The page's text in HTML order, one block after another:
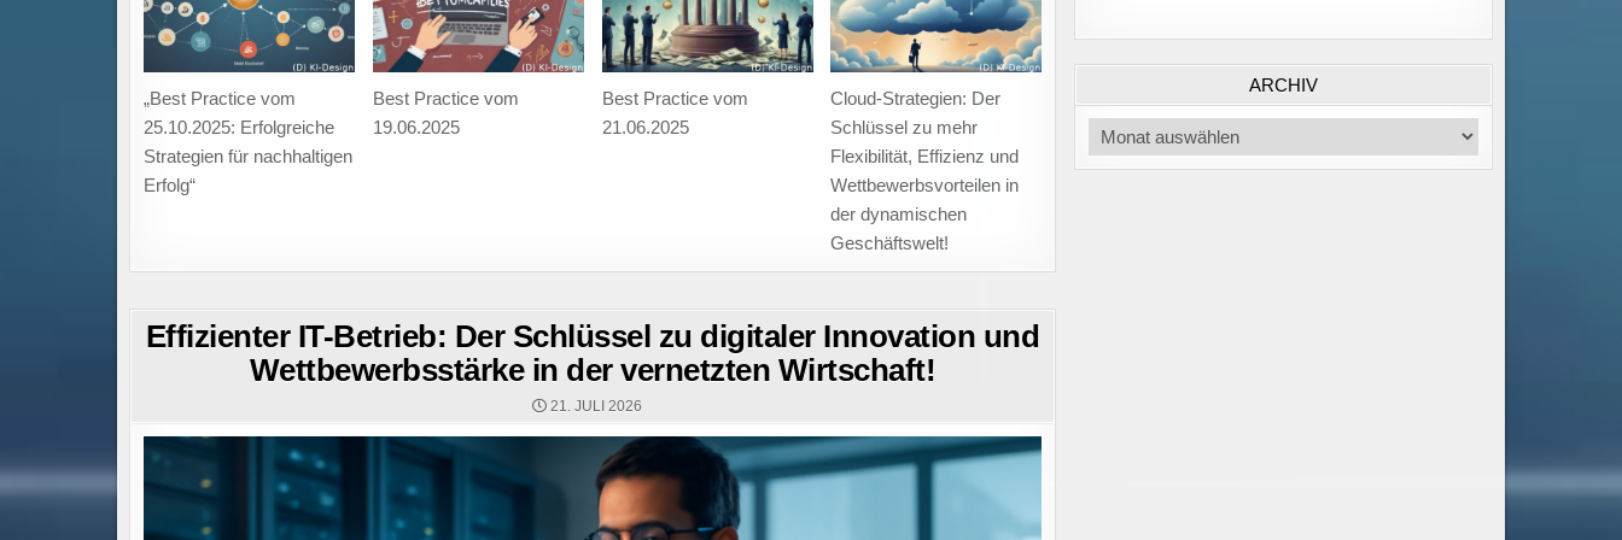
UNSICHEREN
ZEITEN!
„Best Practice vom
25.10.2025: Erfolgreiche
Strategien für nachhaltigen
Erfolg“
Best Practice vom
19.06.2025
Best Practice vom
21.06.2025
Cloud-Strategien: Der
Schlüssel zu mehr
Flexibilität, Effizienz und
Wettbewerbsvorteilen in
der dynamischen
Geschäftswelt!
Effizienter IT-Betrieb: Der Schlüssel zu digitaler Innovation und
Wettbewerbsstärke in der vernetzten Wirtschaft!
21. JULI 2026
ARCHIV
Archiv